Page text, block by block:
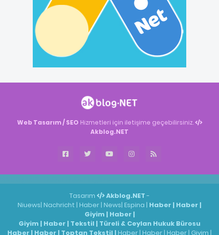
Web Tasarım / SEO Hizmetleri için iletişime geçebilirsiniz.
Akblog.NET
Tasarım Akblog.NET -
Niuews| Nachricht | Haber | News| Espina | Haber | Haber |
Giyim| Haber|
Giyim | Haber | Tekstil | Türeli & Ceylan Hukuk Bürosu
Haber | Haber | Toptan Tekstil | Haber | Haber | Haber | Giyim |